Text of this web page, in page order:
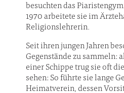
besuchten das
1970 arbeitete sie im
Religionslehrerin.
Seit ihren jungen Jahren
Gegenstände zu sammeln:
einer Schippe trug sie oft
sehen: So führte sie lange
Heimatverein, dessen